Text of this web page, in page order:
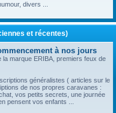
divers ...
et récentes)
à nos jours
marque ERIBA, premiers feux de
généralistes ( articles sur le
de nos propres caravanes :
vos petits secrets, une journée
pensent vos enfants ...